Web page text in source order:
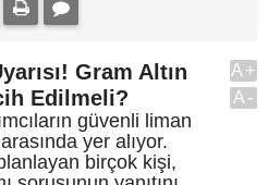
Gram Altın
Edilmeli?
güvenli liman
yer alıyor.
birçok kişi,
A+
A-